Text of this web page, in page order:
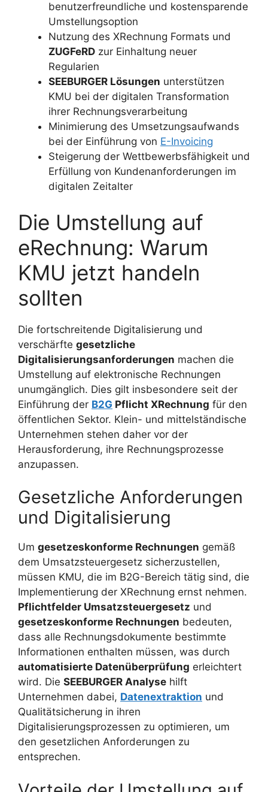
benutzerfreundliche und kostensparende
Umstellungsoption
Nutzung des XRechnung Formats und
ZUGFeRD zur Einhaltung neuer
Regularien
SEEBURGER Lösungen unterstützen
KMU bei der digitalen Transformation
ihrer Rechnungsverarbeitung
Minimierung des Umsetzungsaufwands
bei der Einführung von E-Invoicing
Steigerung der Wettbewerbsfähigkeit und
Erfüllung von Kundenanforderungen im
digitalen Zeitalter
Die Umstellung auf
eRechnung: Warum
KMU jetzt handeln
sollten
Die fortschreitende Digitalisierung und
verschärfte gesetzliche
Digitalisierungsanforderungen machen die
Umstellung auf elektronische Rechnungen
unumgänglich. Dies gilt insbesondere seit der
Einführung der B2G Pflicht XRechnung für den
öffentlichen Sektor. Klein- und mittelständische
Unternehmen stehen daher vor der
Herausforderung, ihre Rechnungsprozesse
anzupassen.
Gesetzliche Anforderungen
und Digitalisierung
Um gesetzeskonforme Rechnungen gemäß
dem Umsatzsteuergesetz sicherzustellen,
müssen KMU, die im B2G-Bereich tätig sind, die
Implementierung der XRechnung ernst nehmen.
Pflichtfelder Umsatzsteuergesetz und
gesetzeskonforme Rechnungen bedeuten,
dass alle Rechnungsdokumente bestimmte
Informationen enthalten müssen, was durch
automatisierte Datenüberprüfung erleichtert
wird. Die SEEBURGER Analyse hilft
Unternehmen dabei, Datenextraktion und
Qualitätsicherung in ihren
Digitalisierungsprozessen zu optimieren, um
den gesetzlichen Anforderungen zu
entsprechen.